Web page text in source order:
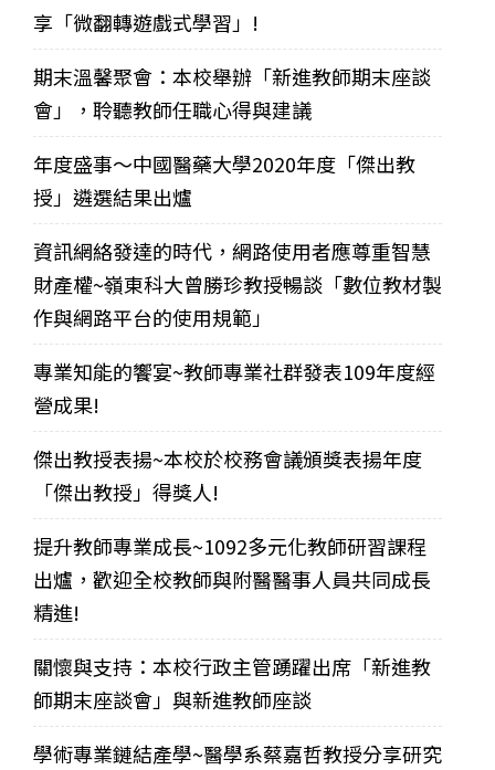
享「微翻轉遊戲式學習」!
期末溫馨聚會：本校舉辦「新進教師期末座談
會」，聆聽教師任職心得與建議
年度盛事～中國醫藥大學2020年度「傑出教
授」遴選結果出爐
資訊網絡發達的時代，網路使用者應尊重智慧
財產權~嶺東科大曾勝珍教授暢談「數位教材製
作與網路平台的使用規範」
專業知能的饗宴~教師專業社群發表109年度經
營成果!
傑出教授表揚~本校於校務會議頒獎表揚年度
「傑出教授」得獎人!
提升教師專業成長~1092多元化教師研習課程
出爐，歡迎全校教師與附醫醫事人員共同成長
精進!
關懷與支持：本校行政主管踴躍出席「新進教
師期末座談會」與新進教師座談
學術專業鏈結產學~醫學系蔡嘉哲教授分享研究